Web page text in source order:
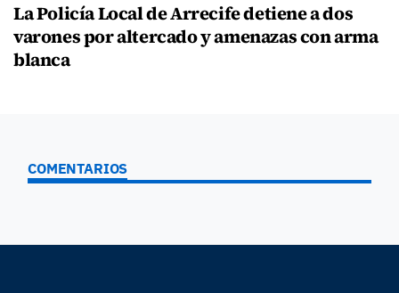
La Policía Local de Arrecife detiene a dos
varones por altercado y amenazas con arma
blanca
COMENTARIOS